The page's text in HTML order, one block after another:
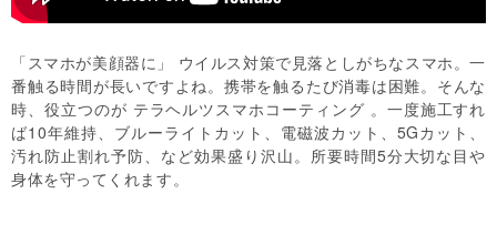
「スマホが美顔器に」 ウイルス対策で見落としがちなスマホ。一
番触る時間が長いですよね。携帯を触るたび消毒は困難。そんな
時、役立つのが テラヘルツスマホコーティング 。一度施工すれ
ば10年維持、ブルーライトカット、電磁波カット、5Gカット、
汚れ防止割れ予防、など効果盛り沢山。所要時間5分大切な目や
身体を守ってくれます。